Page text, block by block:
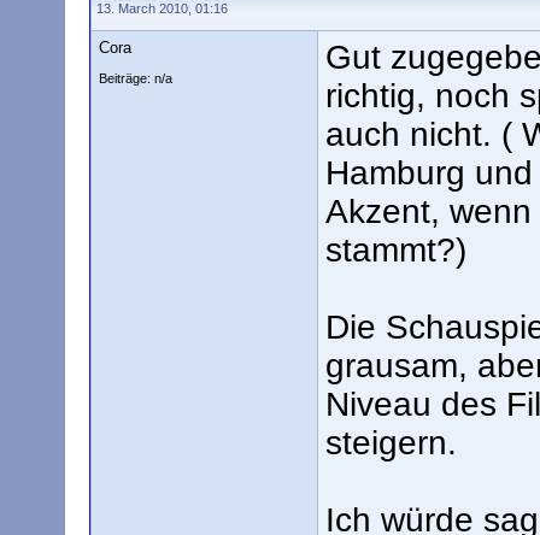
13. March 2010, 01:16
Cora
Beiträge: n/a
Gut
richtig, noch
auch nicht. (
Hamburg
Akzent,
stammt?)
Die
grausam,
Niveau des
steigern.
Ich würde